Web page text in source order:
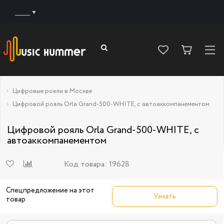
Цифровые рояли в Москве
Цифровой рояль Orla Grand-500-WHITE, с автоаккомпанементом
Цифровой рояль Orla Grand-500-WHITE, с
автоаккомпанементом
Код товара: 19628
Спецпредложение на этот
товар
Узнать